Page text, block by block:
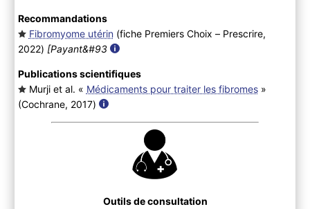
Recommandations
Fibromyome utérin (fiche Premiers Choix – Prescrire,
2022) [Payant&#93
Publications scientifiques
Murji et al. « Médicaments pour traiter les fibromes»
(Cochrane, 2017)
Outils de consultation